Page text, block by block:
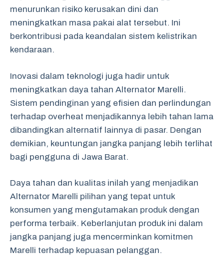
menurunkan risiko kerusakan dini dan
meningkatkan masa pakai alat tersebut. Ini
berkontribusi pada keandalan sistem kelistrikan
kendaraan.
Inovasi dalam teknologi juga hadir untuk
meningkatkan daya tahan Alternator Marelli.
Sistem pendinginan yang efisien dan perlindungan
terhadap overheat menjadikannya lebih tahan lama
dibandingkan alternatif lainnya di pasar. Dengan
demikian, keuntungan jangka panjang lebih terlihat
bagi pengguna di Jawa Barat.
Daya tahan dan kualitas inilah yang menjadikan
Alternator Marelli pilihan yang tepat untuk
konsumen yang mengutamakan produk dengan
performa terbaik. Keberlanjutan produk ini dalam
jangka panjang juga mencerminkan komitmen
Marelli terhadap kepuasan pelanggan.